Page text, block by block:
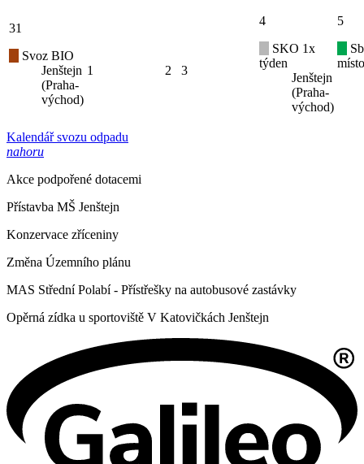
31
Svoz BIO
Jenštejn
(Praha-
východ)
1 2 3
4
SKO 1x
týden
Jenštejn
(Praha-
východ)
5
Kalendář svozu odpadu
nahoru
Akce podpořené dotacemi
Přístavba MŠ Jenštejn
Konzervace zříceniny
Změna Územního plánu
MAS Střední Polabí - Přístřešky na autobusové zastávky
Opěrná zídka u sportoviště V Katovičkách Jenštejn